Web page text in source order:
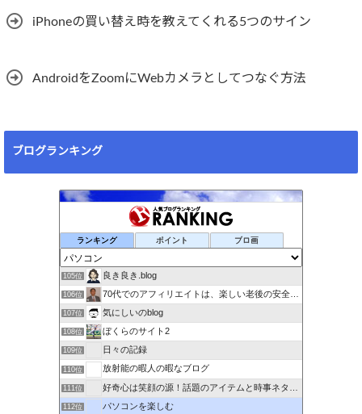
iPhoneの買い替え時を教えてくれる5つのサイン
AndroidをZoomにWebカメラとしてつなぐ方法
ブログランキング
ランキング ポイント ブロ画
105位 良き良き.blog
106位 70代でのアフィリエイトは、楽しい老後の安全保障！!
107位 気にしいのblog
108位 ぼくらのサイト2
109位 日々の記録
110位 放射能の暇人の暇なブログ
111位 好奇心は笑顔の源！話題のアイテムと時事ネタ日記
112位 パソコンを楽しむ